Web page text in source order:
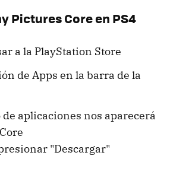
Pictures Core en PS4
a la PlayStation Store
de Apps en la barra de la
aplicaciones nos aparecerá
"Descargar"